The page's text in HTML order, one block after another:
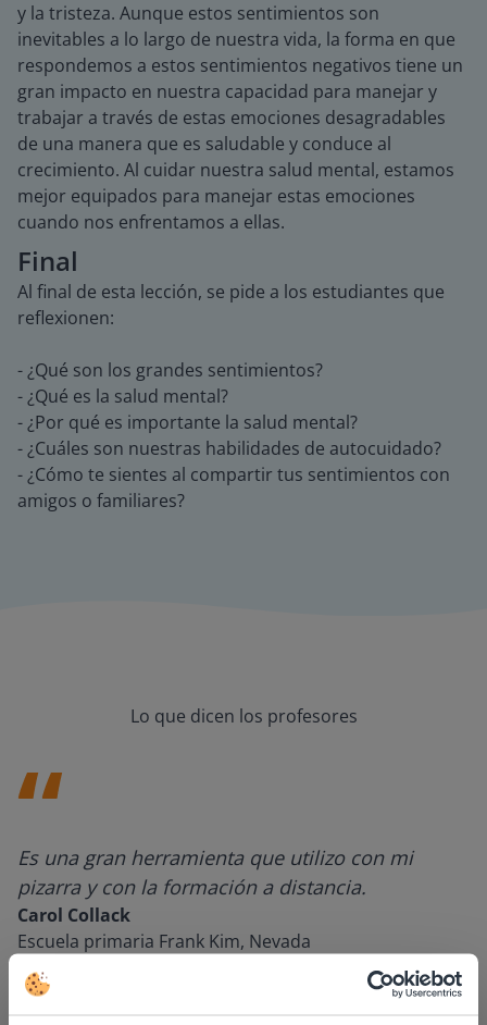
y la tristeza. Aunque estos sentimientos son
inevitables a lo largo de nuestra vida, la forma en que
respondemos a estos sentimientos negativos tiene un
gran impacto en nuestra capacidad para manejar y
trabajar a través de estas emociones desagradables
de una manera que es saludable y conduce al
crecimiento. Al cuidar nuestra salud mental, estamos
mejor equipados para manejar estas emociones
cuando nos enfrentamos a ellas.
Final
Al final de esta lección, se pide a los estudiantes que
reflexionen:
- ¿Qué son los grandes sentimientos?
- ¿Qué es la salud mental?
- ¿Por qué es importante la salud mental?
- ¿Cuáles son nuestras habilidades de autocuidado?
- ¿Cómo te sientes al compartir tus sentimientos con
amigos o familiares?
Lo que dicen los profesores
Es una gran herramienta que utilizo con mi
pizarra y con la formación a distancia.
Carol Collack
Escuela primaria Frank Kim, Nevada